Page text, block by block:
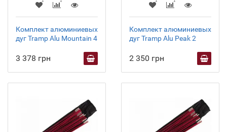
Комплект алюминиевых
дуг Tramp Alu Mountain 4
3 378 грн
Комплект алюминиевых
дуг Tramp Alu Peak 2
2 350 грн